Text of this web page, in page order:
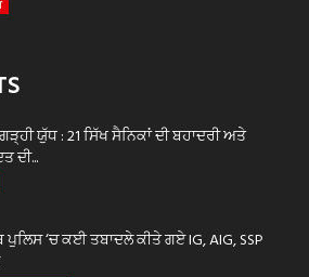
ਯੁੱਧ : 21 ਸਿੱਖ ਸੈਨਿਕਾਂ ਦੀ ਬਹਾਦਰੀ ਅਤੇ
ਦੀ...
ਪੁਲਿਸ ‘ਚ ਕਈ ਤਬਾਦਲੇ ਕੀਤੇ ਗਏ IG, AIG, SSP